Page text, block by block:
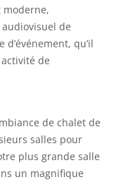
moderne,
de
qu’il
de
de chalet de
salles pour
plus grande salle
un magnifique